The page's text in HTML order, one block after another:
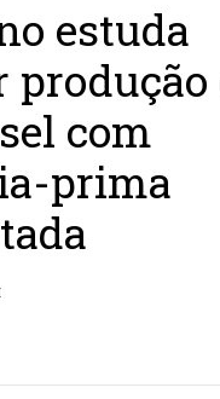
estuda
produção
com
prima